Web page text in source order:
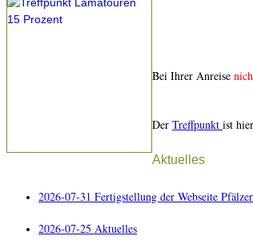
Bei Ihrer Anreise
Der Treffpunkt ist hier
Aktuelles
2026-07-31 Fertigstellung der Webseite
2026-07-25 Aktuelles